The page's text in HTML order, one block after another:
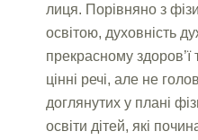
лиця. Порівняно з
освітою, духовність
прекрасному здоров’ї
цінні речі, але не
доглянутих у плані
освіти дітей, які